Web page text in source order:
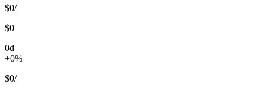
$0/
$0
0d
+0%
$0/